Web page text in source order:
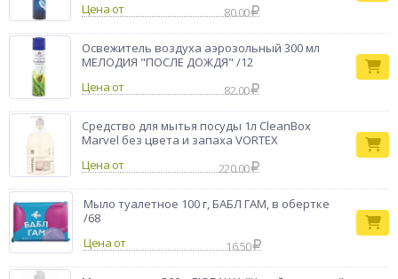
Цена от
80.00
Освежитель воздуха аэрозольный 300 мл
МЕЛОДИЯ "ПОСЛЕ ДОЖДЯ" /12
Цена от
82.00
Средство для мытья посуды 1л CleanBox
Marvel без цвета и запаха VORTEX
Цена от
220.00
Мыло туалетное 100 г, БАБЛ ГАМ, в обертке
/68
Цена от
16.50